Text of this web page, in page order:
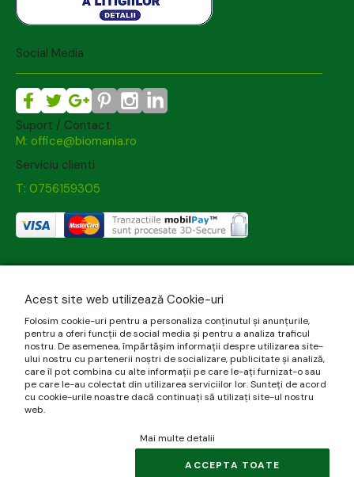
Social Media
Suport / Contact
M: office@biomania.ro
Serviciu clienti
T: 0756159305
Acest site web utilizează Cookie-uri
Folosim cookie-uri pentru a personaliza conținutul și anunțurile,
pentru a oferi funcții de social media și pentru a analiza traficul
nostru. De asemenea, împărtășim informații despre utilizarea site-
ului nostru cu partenerii noștri de socializare, publicitate și analiză,
care îl pot combina cu alte informații pe care le-ați furnizat-o sau
pe care le-au colectat din utilizarea serviciilor lor. Sunteți de acord
cu cookie-urile noastre dacă continuați să utilizați site-ul nostru
web.
Mai multe detalii
ACCEPTA TOATE